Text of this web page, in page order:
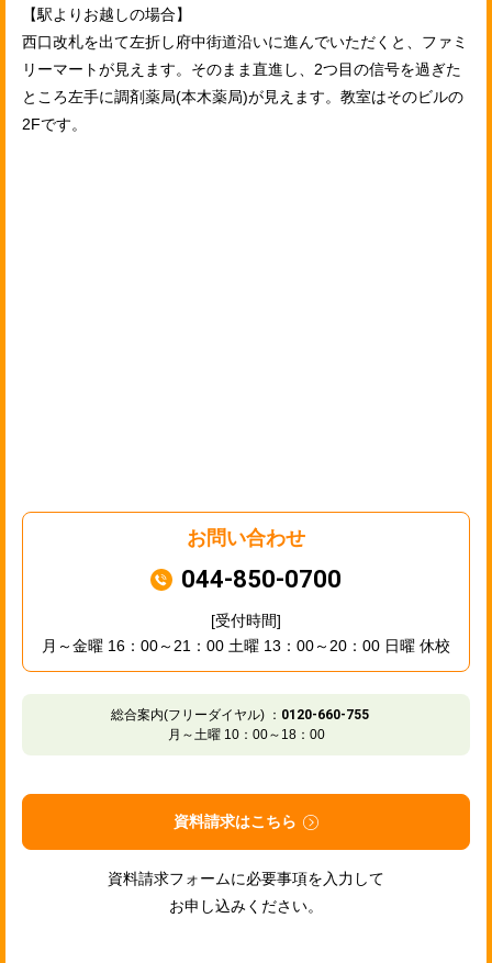
【駅よりお越しの場合】
西口改札を出て左折し府中街道沿いに進んでいただくと、ファミ
リーマートが見えます。そのまま直進し、2つ目の信号を過ぎた
ところ左手に調剤薬局(本木薬局)が見えます。教室はそのビルの
2Fです。
お問い合わせ
044-850-0700
[受付時間]
月～金曜 16：00～21：00 土曜 13：00～20：00 日曜 休校
総合案内(フリーダイヤル) ： 0120-660-755
月～土曜 10：00～18：00
資料請求はこちら
資料請求フォームに必要事項を入力して
お申し込みください。